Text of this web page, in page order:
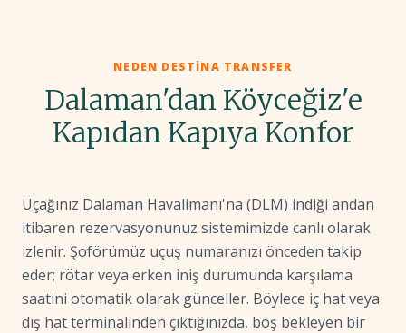
NEDEN DESTINA TRANSFER
Dalaman'dan Köyceğiz'e
Kapıdan Kapıya Konfor
Uçağınız Dalaman Havalimanı'na (DLM) indiği andan
itibaren rezervasyonunuz sistemimizde canlı olarak
izlenir. Şoförümüz uçuş numaranızı önceden takip
eder; rötar veya erken iniş durumunda karşılama
saatini otomatik olarak günceller. Böylece iç hat veya
dış hat terminalinden çıktığınızda, boş bekleyen bir